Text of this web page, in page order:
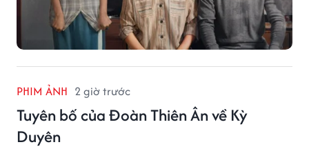
PHIM ẢNH 2 giờ trước
Tuyên bố của Đoàn Thiên Ân về Kỳ
Duyên